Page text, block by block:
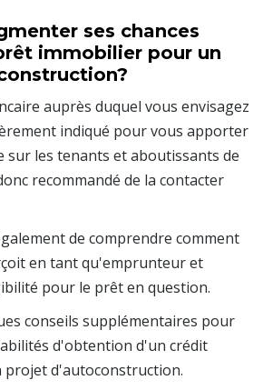
ses chances
immobilier pour un
auprès duquel vous envisagez
indiqué pour vous apporter
sur les tenants et aboutissants de
recommandé de la contacter
de comprendre comment
en tant qu'emprunteur et
pour le prêt en question.
conseils supplémentaires pour
d'obtention d'un crédit
d'autoconstruction.